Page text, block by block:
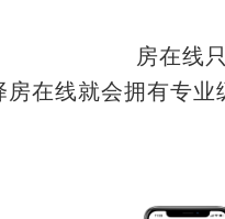
房在线
房在线就会拥有专业